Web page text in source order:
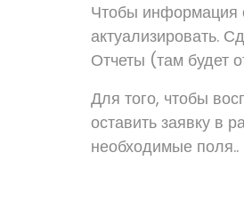
Чтобы информация
актуализировать.
Отчеты (там будет
Для того, чтобы
оставить заявку в
необходимые поля..